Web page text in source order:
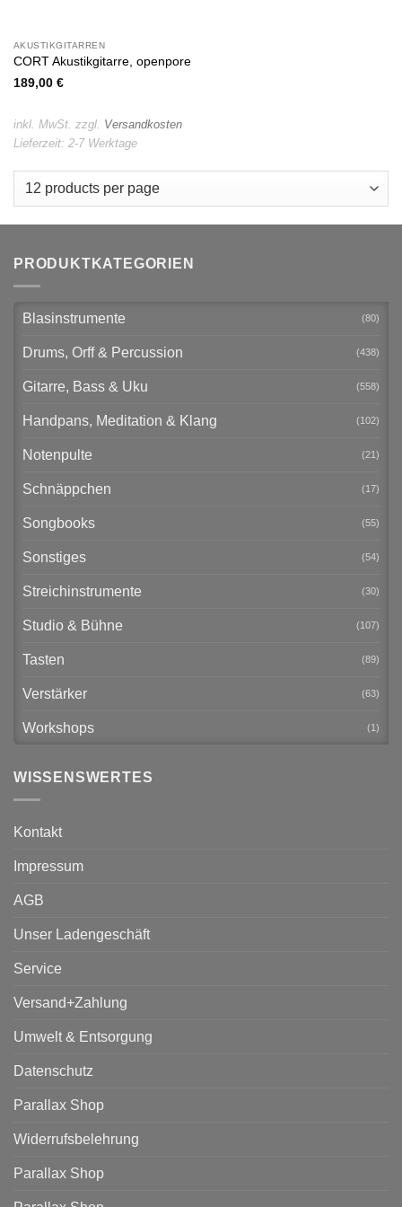
AKUSTIKGITARREN
CORT Akustikgitarre, openpore
189,00 €
inkl. MwSt. zzgl. Versandkosten
Lieferzeit: 2-7 Werktage
PRODUKTKATEGORIEN
Blasinstrumente (80)
Drums, Orff & Percussion (438)
Gitarre, Bass & Uku (558)
Handpans, Meditation & Klang (102)
Notenpulte (21)
Schnäppchen (17)
Songbooks (55)
Sonstiges (54)
Streichinstrumente (30)
Studio & Bühne (107)
Tasten (89)
Verstärker (63)
Workshops (1)
WISSENSWERTES
Kontakt
Impressum
AGB
Unser Ladengeschäft
Service
Versand+Zahlung
Umwelt & Entsorgung
Datenschutz
Parallax Shop
Widerrufsbelehrung
Parallax Shop